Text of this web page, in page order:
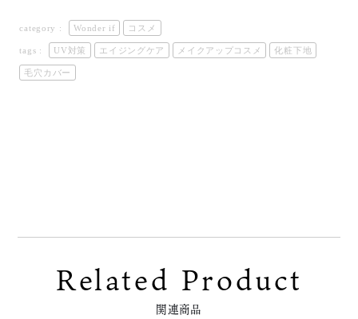
category : Wonder if コスメ
tags : UV対策 エイジングケア メイクアップコスメ 化粧下地
毛穴カバー
Related Product
関連商品